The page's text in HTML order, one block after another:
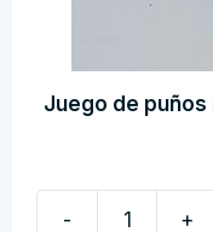
Juego de
- +